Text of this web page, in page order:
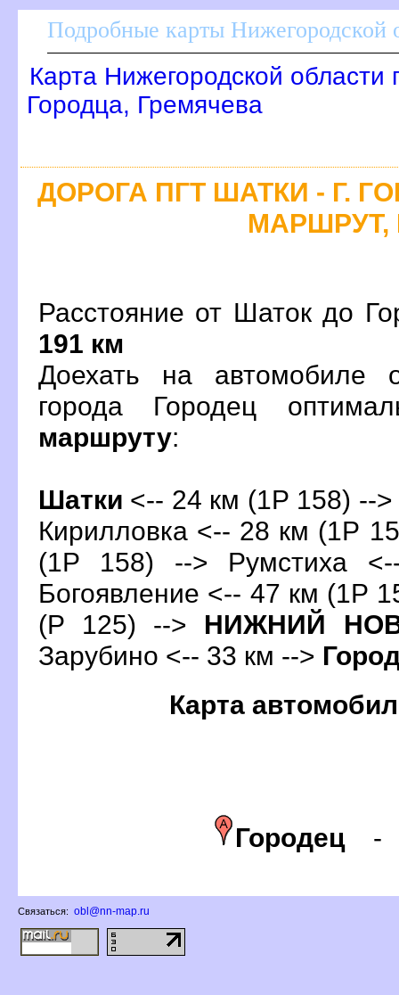
Подробные карты Нижегородской
Карта Нижегородской области
Городца, Гремячева
ДОРОГА ПГТ ШАТКИ - Г.
МАРШРУТ,
Расстояние от Шаток до
191 км
Доехать на автомобиле
орода Городец
маршруту:
Шатки <-- 24 км (1Р 158) --
Кирилловка <-- 28 км (1Р
(1Р 158) --> Румстиха
Богоявление <-- 47 км (1Р
(Р 125) --> НИЖНИЙ
Зарубино <-- 33 км -->
Карта
Городец
Связаться: obl@nn-map.ru